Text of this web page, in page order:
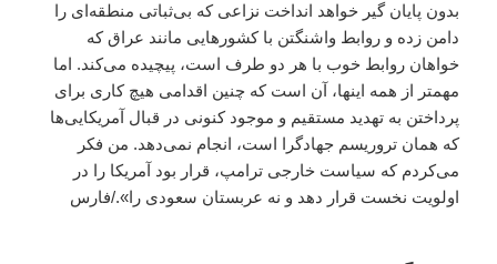
بدون پایان گیر خواهد انداخت نزاعی که بی‌ثباتی منطقه‌ای را
دامن زده و روابط واشنگتن با کشورهایی مانند عراق که
خواهان روابط خوب با هر دو طرف است، ‌پیچیده می‌کند. اما
مهمتر از همه اینها، آن است که چنین اقدامی هیچ کاری برای
پرداختن به تهدید مستقیم و موجود کنونی در قبال آمریکایی‌ها
که همان تروریسم جهادگرا است، انجام نمی‌دهد. من فکر
می‌کردم که سیاست خارجی ترامپ،‌ قرار بود آمریکا را در
اولویت نخست قرار دهد و نه عربستان سعودی را»./فارس